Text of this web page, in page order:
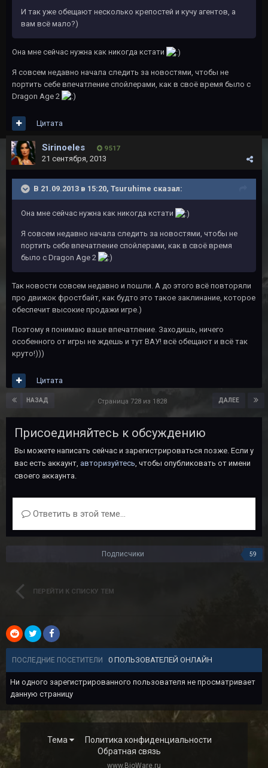
И так уже обещают несколько крепостей и кучу агентов, а
вам всё мало?)
Она мне сейчас нужна как никогда кстати
Я совсем недавно начала следить за новостями, чтобы не
портить себе впечатление спойлерами, как в своё время было с
Dragon Age 2
Цитата
Sirinoeles 9 517
21 сентября, 2013
В 21.09.2013 в 15:20, Tsuruhime сказал:
Она мне сейчас нужна как никогда кстати
Я совсем недавно начала следить за новостями, чтобы не
портить себе впечатление спойлерами, как в своё время
было с Dragon Age 2
Так новости совсем недавно и пошли. А до этого всё повторяли
про движок фростбайт, как будто это такое заклинание, которое
обеспечит высокие продажи игре.)
Поэтому я понимаю ваше впечатление. Заходишь, ничего
особенного от игры не ждешь и тут ВАУ! всё обещают и всё так
круто!)))
Цитата
НАЗАД ДАЛЕЕ
Страница 728 из 1828
Присоединяйтесь к обсуждению
Вы можете написать сейчас и зарегистрироваться позже. Если у
вас есть аккаунт, авторизуйтесь, чтобы опубликовать от имени
своего аккаунта.
Ответить в этой теме...
Подписчики 59
ПЕРЕЙТИ К СПИСКУ ТЕМ
ПОСЛЕДНИЕ ПОСЕТИТЕЛИ 0 ПОЛЬЗОВАТЕЛЕЙ ОНЛАЙН
Ни одного зарегистрированного пользователя не просматривает
данную страницу
Тема
Политика конфиденциальности
Обратная связь
www.BioWare.ru